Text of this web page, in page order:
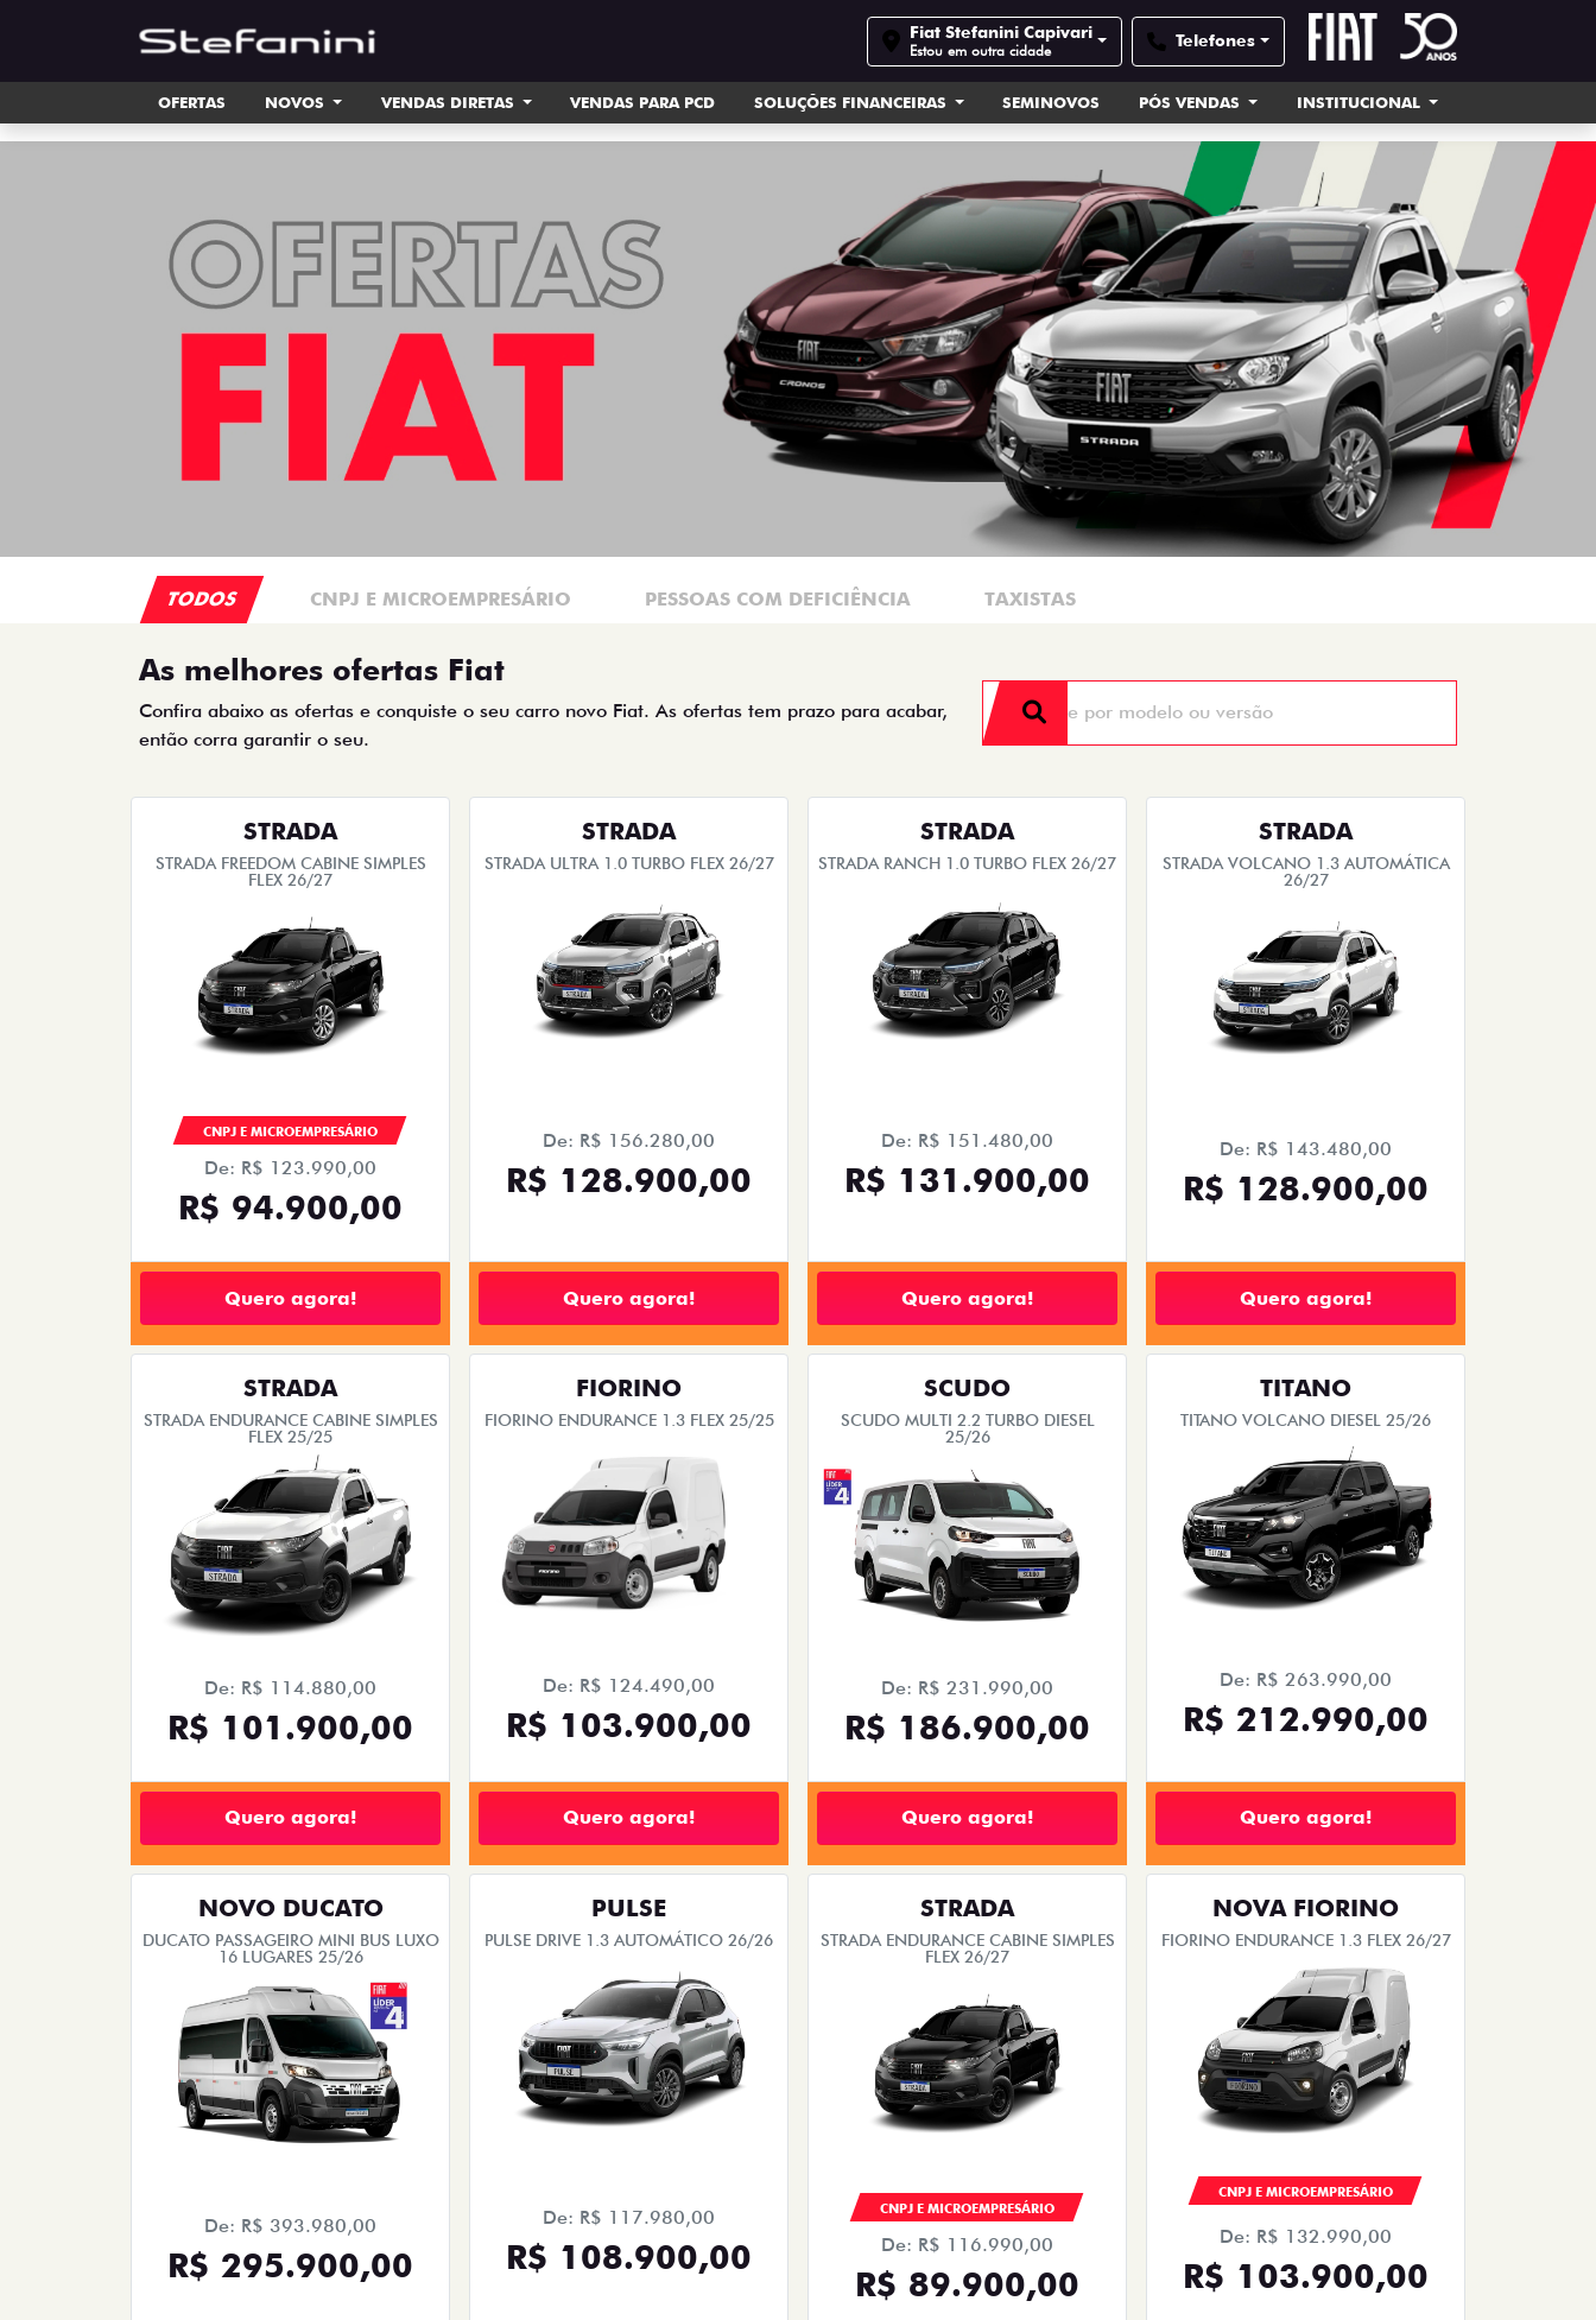
Fiat Stefanini Capivari
Estou em outra cidade Telefones
OFERTAS NOVOS VENDAS DIRETAS VENDAS PARA PCD SOLUÇÕES FINANCEIRAS SEMINOVOS PÓS VENDAS INSTITUCIONAL
TODOS CNPJ E MICROEMPRESÁRIO PESSOAS COM DEFICIÊNCIA TAXISTAS
As melhores ofertas Fiat
Confira abaixo as ofertas e conquiste o seu carro novo Fiat. As ofertas tem prazo para acabar,
então corra garantir o seu.
STRADA
STRADA FREEDOM CABINE SIMPLES
FLEX 26/27
CNPJ E MICROEMPRESÁRIO
De: R$ 123.990,00
R$ 94.900,00
Quero agora!
STRADA
STRADA ULTRA 1.0 TURBO FLEX 26/27
De: R$ 156.280,00
R$ 128.900,00
Quero agora!
STRADA
STRADA RANCH 1.0 TURBO FLEX 26/27
De: R$ 151.480,00
R$ 131.900,00
Quero agora!
STRADA
STRADA VOLCANO 1.3 AUTOMÁTICA
26/27
De: R$ 143.480,00
R$ 128.900,00
Quero agora!
STRADA
STRADA ENDURANCE CABINE SIMPLES
FLEX 25/25
De: R$ 114.880,00
R$ 101.900,00
Quero agora!
FIORINO
FIORINO ENDURANCE 1.3 FLEX 25/25
De: R$ 124.490,00
R$ 103.900,00
Quero agora!
SCUDO
SCUDO MULTI 2.2 TURBO DIESEL
25/26
De: R$ 231.990,00
R$ 186.900,00
Quero agora!
TITANO
TITANO VOLCANO DIESEL 25/26
De: R$ 263.990,00
R$ 212.990,00
Quero agora!
NOVO DUCATO
DUCATO PASSAGEIRO MINI BUS LUXO
16 LUGARES 25/26
De: R$ 393.980,00
R$ 295.900,00
PULSE
PULSE DRIVE 1.3 AUTOMÁTICO 26/26
De: R$ 117.980,00
R$ 108.900,00
STRADA
STRADA ENDURANCE CABINE SIMPLES
FLEX 26/27
CNPJ E MICROEMPRESÁRIO
De: R$ 116.990,00
R$ 89.900,00
NOVA FIORINO
FIORINO ENDURANCE 1.3 FLEX 26/27
CNPJ E MICROEMPRESÁRIO
De: R$ 132.990,00
R$ 103.900,00